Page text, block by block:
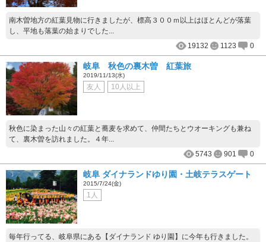
南木曽地方の紅葉見物に行きましたが、標高３００ｍ以上はほとんどが落葉
し、平地も落葉の始まりでした...
19132
1123 0
岐阜 秋色の裏木曽 紅葉旅
2019/11/13(水)
友人 10人以上
秋色に染まった山々の紅葉と蕎麦を求めて、仲間たちとウオーキングも兼ね
て、裏木曽を訪れました。４年...
5743
901 0
岐阜 ダイナランドゆり園・土岐テラスゲート
2015/7/24(金)
1人
毎年行ってる、岐阜県にある【ダイナランド ゆり園】に今年も行きました。